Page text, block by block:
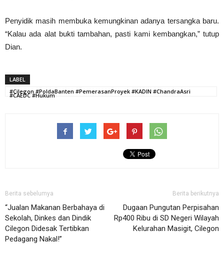
Penyidik masih membuka kemungkinan adanya tersangka baru.
“Kalau ada alat bukti tambahan, pasti kami kembangkan,” tutup
Dian.
LABEL
#Cilegon #PoldaBanten #PemerasanProyek #KADIN #ChandraAsri
#CAEDC #Hukum
Berita sebelumya
“Jualan Makanan Berbahaya di
Sekolah, Dinkes dan Dindik
Cilegon Didesak Tertibkan
Pedagang Nakal!”
Berita berikutnya
Dugaan Pungutan Perpisahan
Rp400 Ribu di SD Negeri Wilayah
Kelurahan Masigit, Cilegon